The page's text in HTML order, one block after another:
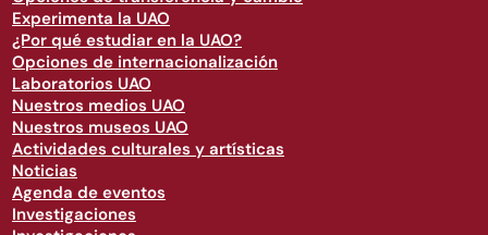
Experimenta la UAO
¿Por qué estudiar en la UAO?
Opciones de internacionalización
Laboratorios UAO
Nuestros medios UAO
Nuestros museos UAO
Actividades culturales y artísticas
Noticias
Agenda de eventos
Investigaciones